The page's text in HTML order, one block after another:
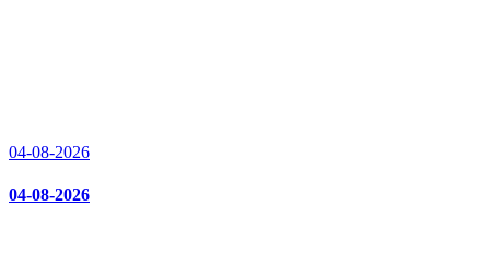
04-08-2026
04-08-2026